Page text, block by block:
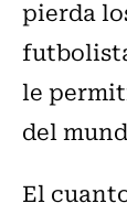
pierda
le
del
El